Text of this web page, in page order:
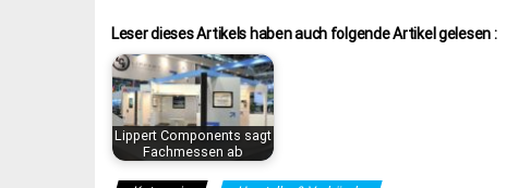
Leser dieses Artikels haben auch folgende Artikel gelesen :
Lippert Components sagt
Fachmessen ab